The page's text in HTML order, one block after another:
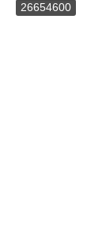
26654600